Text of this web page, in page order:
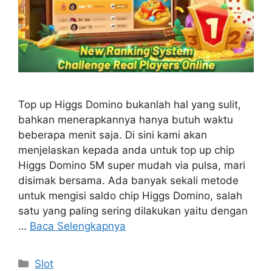
Top up Higgs Domino bukanlah hal yang sulit,
bahkan menerapkannya hanya butuh waktu
beberapa menit saja. Di sini kami akan
menjelaskan kepada anda untuk top up chip
Higgs Domino 5M super mudah via pulsa, mari
disimak bersama. Ada banyak sekali metode
untuk mengisi saldo chip Higgs Domino, salah
satu yang paling sering dilakukan yaitu dengan
… Baca Selengkapnya
Kategori
Slot